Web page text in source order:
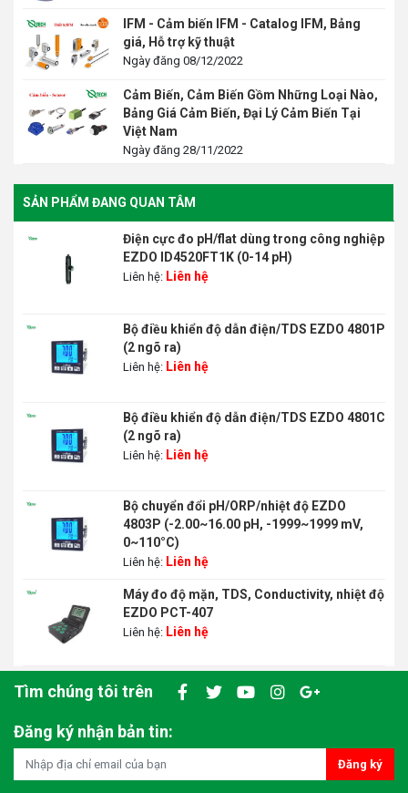
IFM - Cảm biến IFM - Catalog IFM, Bảng
giá, Hỗ trợ kỹ thuật
Ngày đăng 08/12/2022
Cảm Biến, Cảm Biến Gồm Những Loại Nào,
Bảng Giá Cảm Biến, Đại Lý Cảm Biến Tại
Việt Nam
Ngày đăng 28/11/2022
SẢN PHẨM ĐANG QUAN TÂM
Điện cực đo pH/flat dùng trong công nghiệp
EZDO ID4520FT1K (0-14 pH)
Liên hệ: Liên hệ
Bộ điều khiển độ dẫn điện/TDS EZDO 4801P
(2 ngõ ra)
Liên hệ: Liên hệ
Bộ điều khiển độ dẫn điện/TDS EZDO 4801C
(2 ngõ ra)
Liên hệ: Liên hệ
Bộ chuyển đổi pH/ORP/nhiệt độ EZDO
4803P (-2.00~16.00 pH, -1999~1999 mV,
0~110°C)
Liên hệ: Liên hệ
Máy đo độ mặn, TDS, Conductivity, nhiệt độ
EZDO PCT-407
Liên hệ: Liên hệ
Tìm chúng tôi trên
Đăng ký nhận bản tin:
Đăng ký